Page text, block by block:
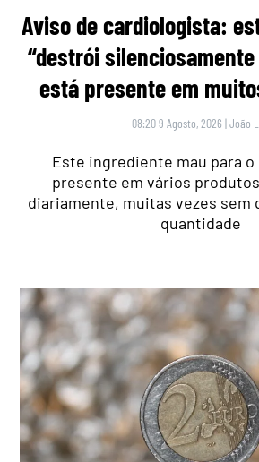
Aviso de cardiologista:
“destrói
está presente em
08:20 9 Agosto, 2026 |João
Este ingrediente mau para o
presente em vários
diariamente, muitas vezes sem
quantidade